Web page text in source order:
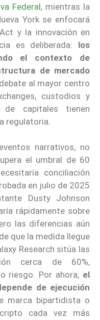
Federal, mientras la
York se enfocará
y la innovación en
es deliberada: los
el contexto de
de mercado
al mayor centro
custodios y
de capitales tienen
regulatoria.
narrativos, no
el umbral de 60
conciliación
en julio de 2025
Dusty Johnson
rápidamente sobre
las diferencias aún
que la medida llegue
Research sitúa las
cerca de 60%,
riesgo. Por ahora, el
de ejecución
marca bipartidista o
cada vez más